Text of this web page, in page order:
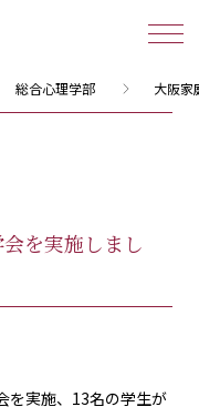
総合心理学部 大阪家
を実施しまし
を実施、13名の学生が